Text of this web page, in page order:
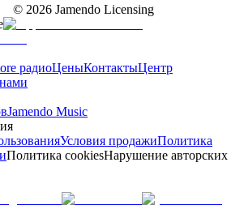
© 2026 Jamendo Licensing
радиоЦеныКонтактыЦентр
Jamendo Music
Условия продажиПолитика
Политика cookiesНарушение авторских